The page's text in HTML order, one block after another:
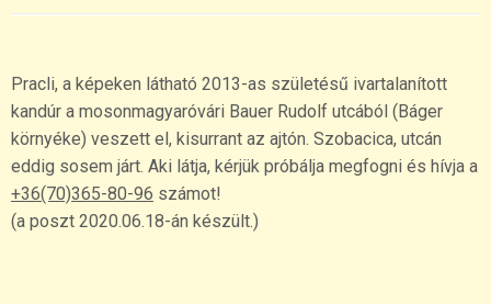
Pracli, a képeken látható 2013-as születésű ivartalanított
kandúr a mosonmagyaróvári Bauer Rudolf utcából (Báger
környéke) veszett el, kisurrant az ajtón. Szobacica, utcán
eddig sosem járt. Aki látja, kérjük próbálja megfogni és hívja a
+36(70)365-80-96 számot!
(a poszt 2020.06.18-án készült.)